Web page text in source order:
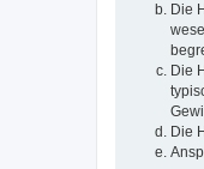
Die
Die
Die